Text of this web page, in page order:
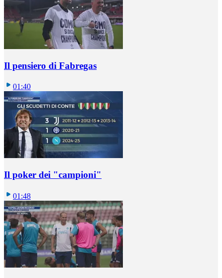
Il pensiero di Fabregas
01:40
Il poker dei "campioni"
01:48